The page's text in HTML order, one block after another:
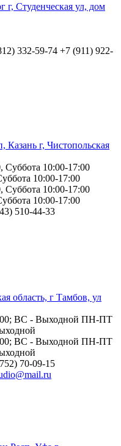
г, Студенческая ул, дом
+7 (911) 922-
Казань г, Чистопольская
10:00-17:00
10:00-17:00
510-44-33
область, г Тамбов, ул
ПН-ПТ
ПН-ПТ
70-09-15